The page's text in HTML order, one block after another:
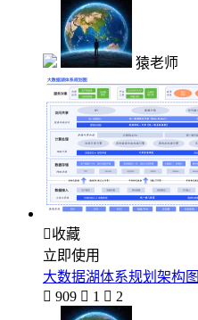
猿老师
收藏
立即使用
大数据湖体系规划架构图
 909  1  2